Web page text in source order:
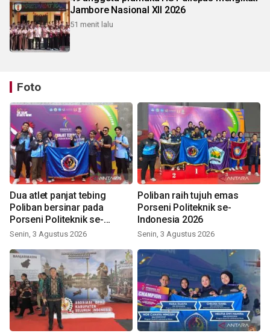
Jambore Nasional XII 2026
51 menit lalu
Foto
Dua atlet panjat tebing
Poliban bersinar pada
Porseni Politeknik se-
Indonesia 2026
Senin, 3 Agustus 2026
Poliban raih tujuh emas
Porseni Politeknik se-
Indonesia 2026
Senin, 3 Agustus 2026